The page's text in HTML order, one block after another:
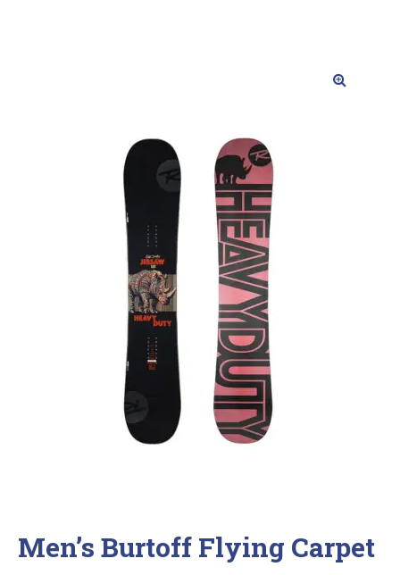
Men’s Burtoff Flying Carpet